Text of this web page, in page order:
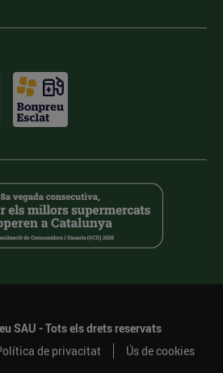
SAU - Tots els drets reservats
de privacitat Ús de cookies